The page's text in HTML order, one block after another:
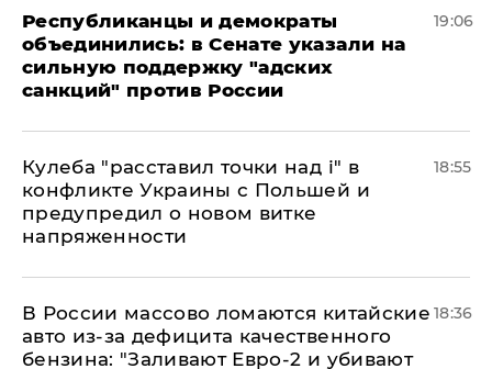
Республиканцы и демократы
объединились: в Сенате указали на
сильную поддержку "адских
санкций" против России
19:06
Кулеба "расставил точки над і" в
конфликте Украины с Польшей и
предупредил о новом витке
напряженности
18:55
В России массово ломаются китайские
авто из-за дефицита качественного
бензина: "Заливают Евро-2 и убивают
18:36